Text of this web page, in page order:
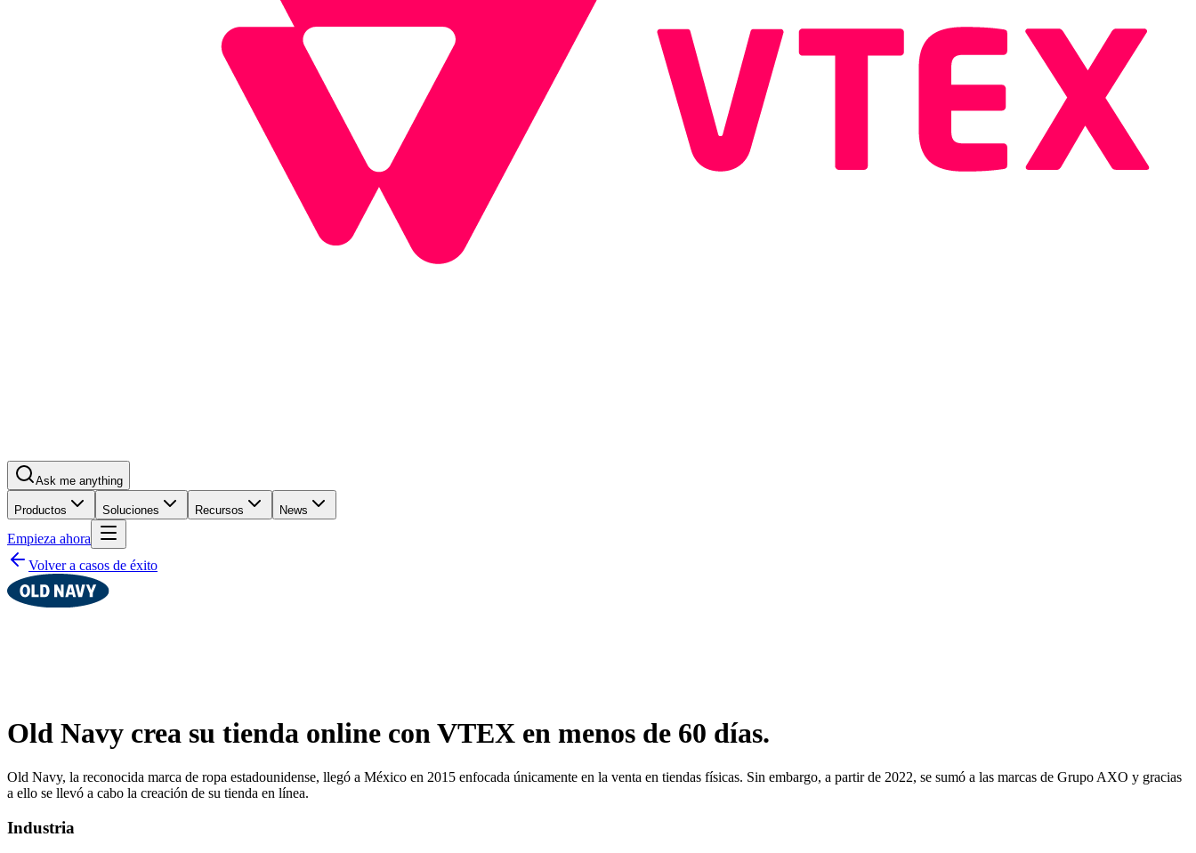
Ask me anything
Productos Soluciones Recursos News
Empieza ahora
Volver a casos de éxito
Old Navy crea su tienda online con VTEX en menos de 60 días.
Old Navy, la reconocida marca de ropa estadounidense, llegó a México en 2015 enfocada únicamente en la venta en tiendas físicas. Sin embargo, a partir de 2022, se sumó a las marcas de Grupo AXO y gracias
a ello se llevó a cabo la creación de su tienda en línea.
Industria